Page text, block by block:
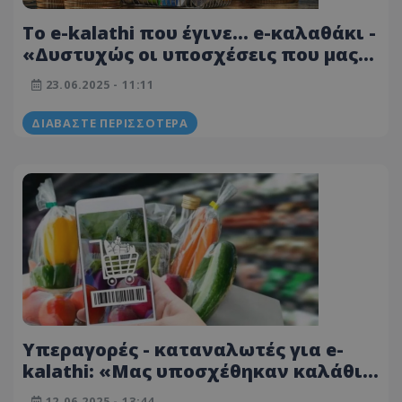
Το e-kalathi που έγινε… e-καλαθάκι -
«Δυστυχώς οι υποσχέσεις που μας
δόθηκαν διαψεύσθηκαν
παταγωδώς»
23.06.2025 - 11:11
ΔΙΑΒΆΣΤΕ ΠΕΡΙΣΣΌΤΕΡΑ
Υπεραγορές - καταναλωτές για e-
kalathi: «Μας υποσχέθηκαν καλάθι
και μας έδωσαν καλαθάκι»